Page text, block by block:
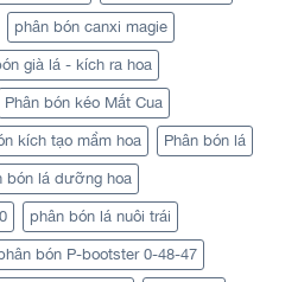
phân bón canxi magie
già lá - kích ra hoa
Phân bón kéo Mắt Cua
kích tạo mầm hoa Phân bón lá
bón lá dưỡng hoa
phân bón lá nuôi trái
bón P-bootster 0-48-47